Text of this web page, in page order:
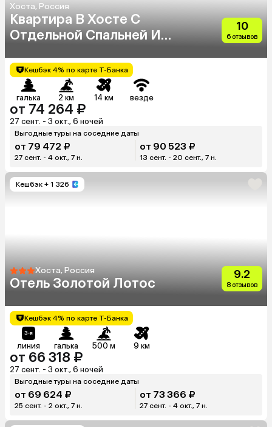
Хоста, Россия
Квартира В Хосте С
Отдельной Спальней И
10
6 отзывов
Кешбэк 4% по карте Т-Банка
галька 2 км 14 км везде
от 74 264 ₽
27 сент. - 3 окт., 6 ночей
Выгодные туры на соседние даты
от 79 472 ₽
27 сент. - 4 окт., 7 н.
от 90 523 ₽
13 сент. - 20 сент., 7 н.
Кешбэк + 1 326
Хоста, Россия
Отель Золотой Лотос
9.2
8 отзывов
Кешбэк 4% по карте Т-Банка
линия галька 500 м 9 км
от 66 318 ₽
27 сент. - 3 окт., 6 ночей
Выгодные туры на соседние даты
от 69 624 ₽
25 сент. - 2 окт., 7 н.
от 73 366 ₽
27 сент. - 4 окт., 7 н.